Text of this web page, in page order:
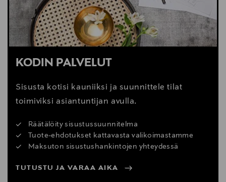
KODIN PALVELUT
Sisusta kotisi kauniiksi ja suunnittele tilat
toimiviksi asiantuntijan avulla.
Räätälöity sisustussuunnitelma
Tuote-ehdotukset kattavasta valikoimastamme
Maksuton sisustushankintojen yhteydessä
TUTUSTU JA VARAA AIKA